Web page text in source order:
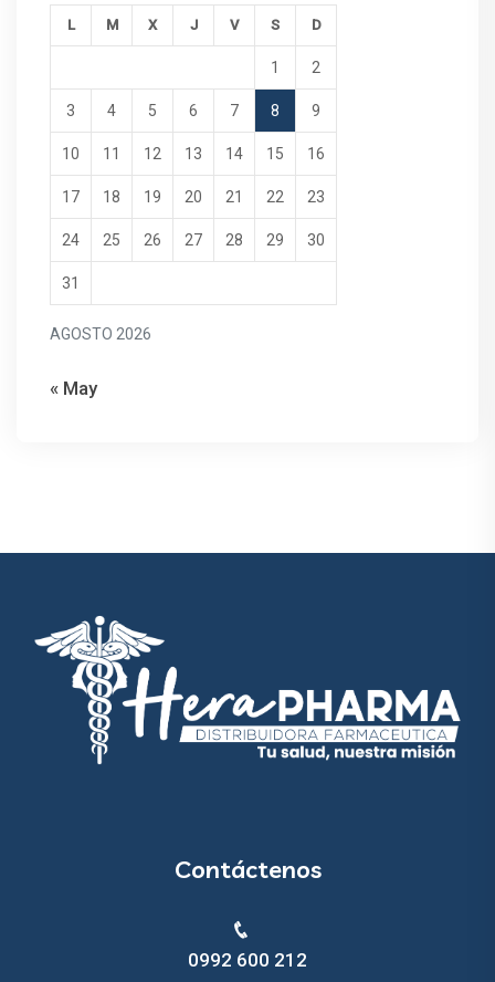
AGOSTO 2026
L M X J V S D
1 2
3 4 5 6 7 8 9
10 11 12 13 14 15 16
17 18 19 20 21 22 23
24 25 26 27 28 29 30
31
« May
Contáctenos
0992 600 212